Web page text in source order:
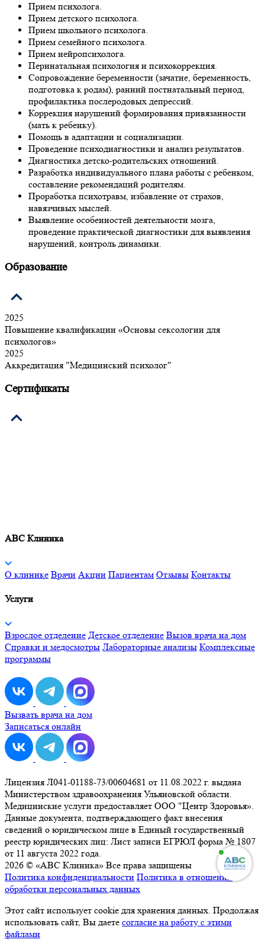
Прием психолога.
Прием детского психолога.
Прием школьного психолога.
Прием семейного психолога.
Прием нейропсихолога.
Перинатальная психология и психокоррекция.
Сопровождение беременности (зачатие, беременность,
подготовка к родам), ранний постнатальный период,
профилактика послеродовых депрессий.
Коррекция нарушений формирования привязанности
(мать к ребенку).
Помощь в адаптации и социализации.
Проведение психодиагностики и анализ результатов.
Диагностика детско-родительских отношений.
Разработка индивидуального плана работы с ребенком,
составление рекомендаций родителям.
Проработка психотравм, избавление от страхов,
навязчивых мыслей.
Выявление особенностей деятельности мозга,
проведение практической диагностики для выявления
нарушений, контроль динамики.
Образование
2025
Повышение квалификации «Основы сексологии для
психологов»
2025
Аккредитация "Медицинский психолог"
Сертификаты
ABC Клиника
О клинике Врачи Акции Пациентам Отзывы Контакты
Услуги
Взрослое отделение Детское отделение Вызов врача на дом
Справки и медосмотры Лабораторные анализы Комплексные
программы
Вызвать врача на дом
Записаться онлайн
Лицензия Л041-01188-73/00604681 от 11.08.2022 г. выдана
Министерством здравоохранения Ульяновской области.
Медицинские услуги предоставляет ООО "Центр Здоровья».
Данные документа, подтверждающего факт внесения
сведений о юридическом лице в Единый государственный
реестр юридических лиц: Лист записи ЕГРЮЛ форма № 1807
от 11 августа 2022 года.
2026 © «ABC Клиника» Все права защищены
Политика конфиденциальности Политика в отношении
обработки персональных данных
Этот сайт использует cookie для хранения данных. Продолжая
использовать сайт, Вы даете согласие на работу с этими
файлами